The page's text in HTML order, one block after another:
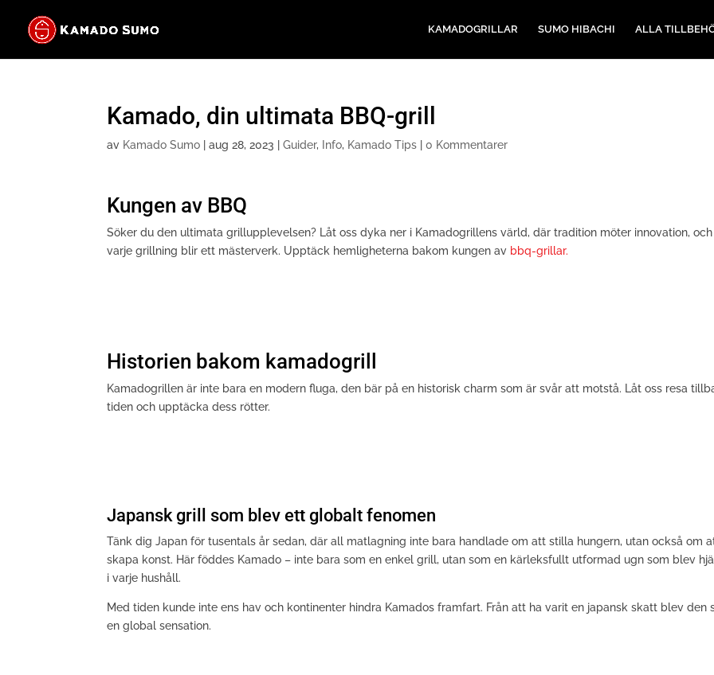
KAMADOGRILLAR SUMO HIBACHI ALLA
Kamado, din ultimata BBQ-grill
av Kamado Sumo |aug 28, 2023 |Guider, Info, Kamado Tips |0 Kommentarer
Kungen av BBQ
Söker du den ultimata grillupplevelsen? Låt oss dyka ner i Kamadogrillens värld, där tradition möter innovation, och
varje grillning blir ett mästerverk. Upptäck hemligheterna bakom kungen av bbq-grillar.
Historien bakom kamadogrill
Kamadogrillen är inte bara en modern fluga, den bär på en historisk charm som är svår att motstå. Låt oss resa
tiden och upptäcka dess rötter.
Japansk grill som blev ett globalt fenomen
Tänk dig Japan för tusentals år sedan, där all matlagning inte bara handlade om att stilla hungern, utan också om
skapa konst. Här föddes Kamado – inte bara som en enkel grill, utan som en kärleksfullt utformad ugn som blev
i varje hushåll.
Med tiden kunde inte ens hav och kontinenter hindra Kamados framfart. Från att ha varit en japansk skatt blev den
en global sensation.